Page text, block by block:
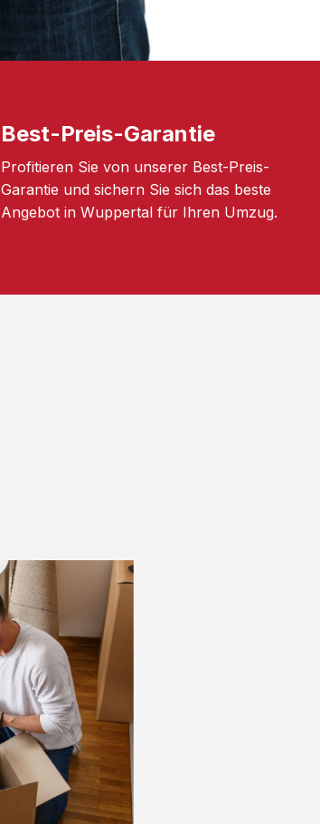
Best-Preis-Garantie
Profitieren Sie von unserer Best-Preis-
Garantie und sichern Sie sich das beste
Angebot in Wuppertal für Ihren Umzug.